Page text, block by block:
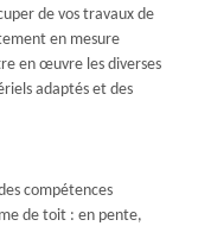
de vos travaux de
en mesure
en œuvre les diverses
adaptés et des
compétences
de toit : en pente,